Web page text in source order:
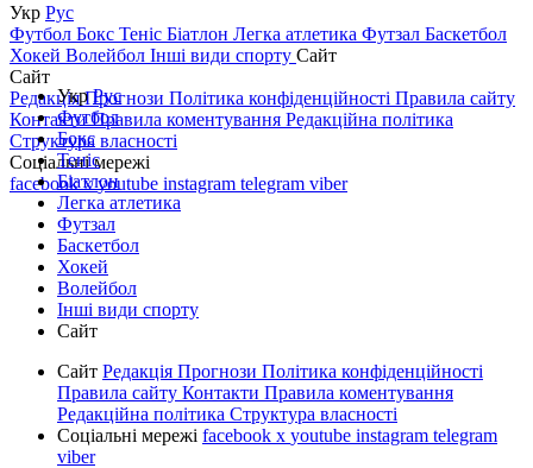
Укр Рус
Футбол Бокс Теніс Біатлон Легка атлетика Футзал Баскетбол
Хокей Волейбол Інші види спорту Сайт
Сайт
РедакціяПрогнози Політика конфіденційності Правила сайту
КонтактиПравила коментування Редакційна політика
Структура власності
Соціальні мережі
facebookxyoutube instagram telegram viber
УкрРус
Футбол
Бокс
Теніс
Біатлон
Легка атлетика
Футзал
Баскетбол
Хокей
Волейбол
Інші види спорту
Сайт
Сайт Редакція Прогнози Політика конфіденційності
Правила сайту Контакти Правила коментування
Редакційна політика Структура власності
Соціальні мережі facebook x youtube instagram telegram
viber